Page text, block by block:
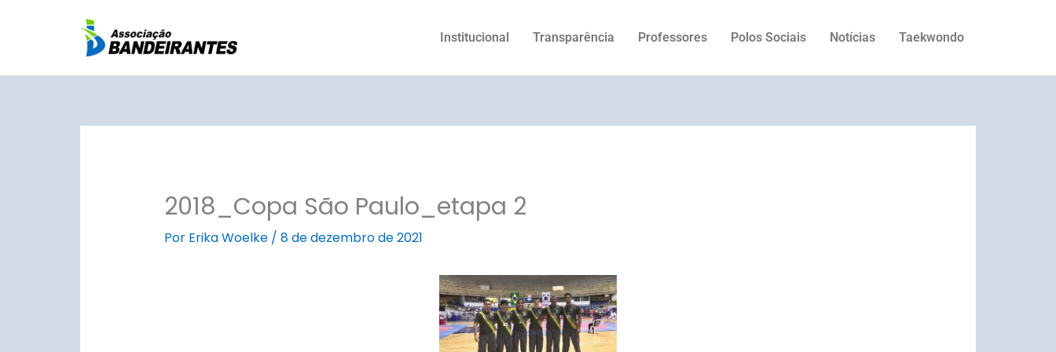
conteúdo
Institucional Transparência Professores Polos Sociais Notícias Taekwondo
2018_Copa São Paulo_etapa 2
Por Erika Woelke / 8 de dezembro de 2021